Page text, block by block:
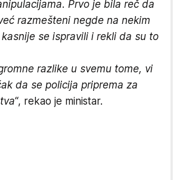
Prvo je bila reč da
razmešteni negde na nekim
se ispravili i rekli da su to
razlike u svemu tome, vi
da se policija priprema za
“, rekao je ministar.